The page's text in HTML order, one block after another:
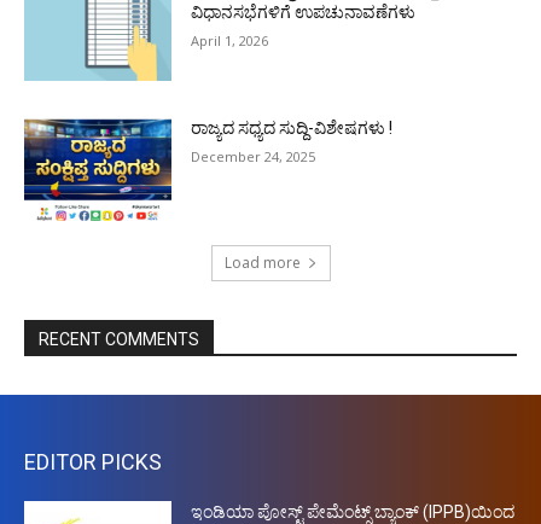
ವಿಧಾನಸಭೆಗಳಿಗೆ ಉಪಚುನಾವಣೆಗಳು
April 1, 2026
ರಾಜ್ಯದ ಸಧ್ಯದ ಸುದ್ದಿ-ವಿಶೇಷಗಳು !
December 24, 2025
Load more
RECENT COMMENTS
EDITOR PICKS
ಇಂಡಿಯಾ ಪೋಸ್ಟ್ ಪೇಮೆಂಟ್ಸ್ ಬ್ಯಾಂಕ್ (IPPB)ಯಿಂದ